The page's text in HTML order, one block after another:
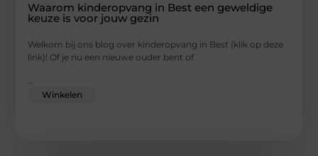
Waarom kinderopvang in Best een geweldige
keuze is voor jouw gezin
Welkom bij ons blog over kinderopvang in Best (klik op deze
link)! Of je nu een nieuwe ouder bent of
Winkelen